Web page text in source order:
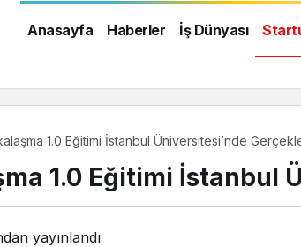
Anasayfa Haberler İş Dünyası
1.0 Eğitimi İstanbul Üniversitesi’nde
1.0 Eğitimi İstanbul
yayınlandı